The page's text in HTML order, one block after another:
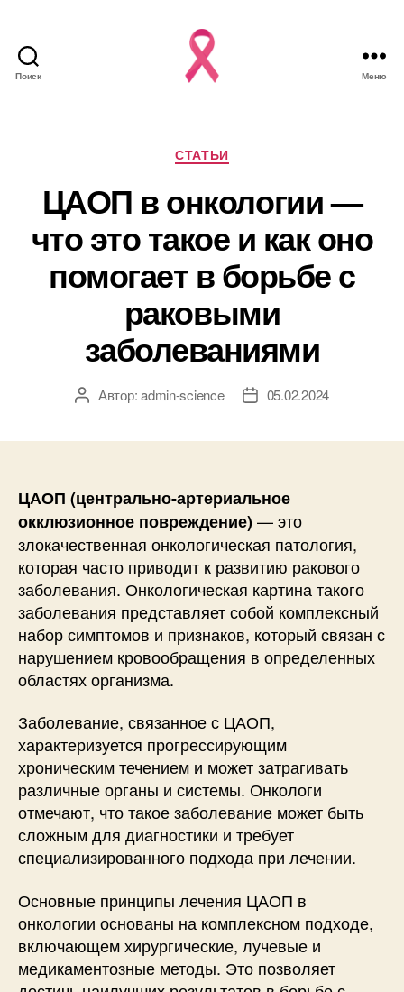
Поиск Меню
Рубрики
СТАТЬИ
ЦАОП в онкологии —
что это такое и как оно
помогает в борьбе с
раковыми
заболеваниями
АвторАвтор:admin-science
Дата05.02.2024
ЦАОП (центрально-артериальное
окклюзионное повреждение)— это
злокачественная онкологическая патология,
которая часто приводит к развитию ракового
заболевания. Онкологическая картина такого
заболевания представляет собой комплексный
набор симптомов и признаков, который связан с
нарушением кровообращения в определенных
областях организма.
Заболевание, связанное с ЦАОП,
характеризуется прогрессирующим
хроническим течением и может затрагивать
различные органы и системы. Онкологи
отмечают, что такое заболевание может быть
сложным для диагностики и требует
специализированного подхода при лечении.
Основные принципы лечения ЦАОП в
онкологии основаны на комплексном подходе,
включающем хирургические, лучевые и
медикаментозные методы. Это позволяет